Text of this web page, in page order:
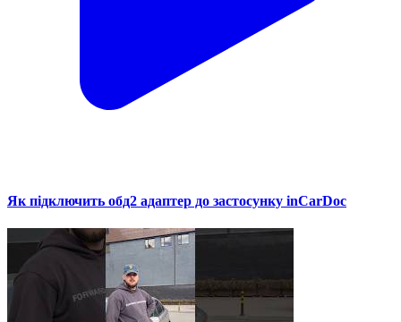
Як підключить обд2 адаптер до застосунку inCarDoc